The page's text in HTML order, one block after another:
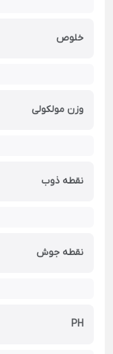
خلوص
وزن مولکولی
نقطه ذوب
نقطه جوش
PH